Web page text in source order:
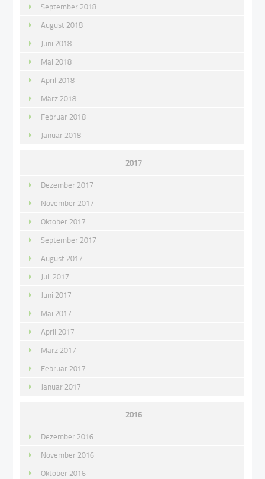
September 2018
August 2018
Juni 2018
Mai 2018
April 2018
März 2018
Februar 2018
Januar 2018
2017
Dezember 2017
November 2017
Oktober 2017
September 2017
August 2017
Juli 2017
Juni 2017
Mai 2017
April 2017
März 2017
Februar 2017
Januar 2017
2016
Dezember 2016
November 2016
Oktober 2016